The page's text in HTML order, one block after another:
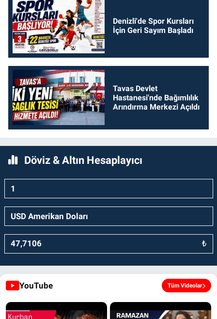
Denizli'de Spor Kursları
İçin Geri Sayım Başladı
Tavas Devlet
Hastanesi'nde Bağımlılık
Arındırma Merkezi Açıldı
Döviz & Altın Hesaplayıcı
₺
YouTube Tüm Videolar